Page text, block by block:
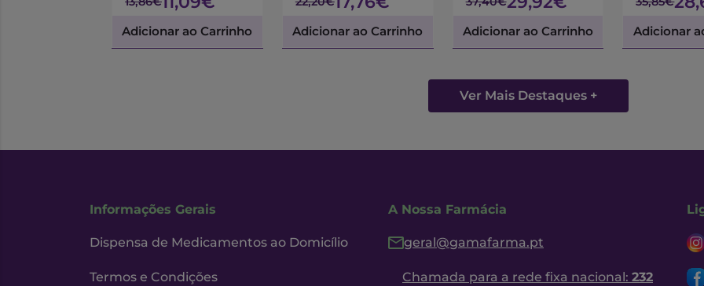
Adicionar ao Carrinho Adicionar ao Carrinho Adicionar ao Carrinho Adicionar
Ver Mais Destaques +
Informações Gerais
Dispensa de Medicamentos ao Domicílio
Termos e Condições
A Nossa Farmácia
geral@gamafarma.pt
Chamada para a rede fixa nacional: 232